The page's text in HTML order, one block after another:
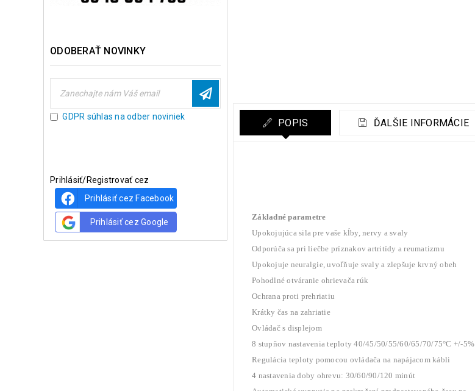
ODOBERAŤ NOVINKY
GDPR súhlas na odber noviniek
Prihlásiť/Registrovať cez
Prihlásiť cez Facebook
Prihlásiť cez Google
POPIS ĎALŠIE INFORMÁCIE
Základné parametre
Upokojujúca sila pre vaše kĺby, nervy a svaly
Odporúča sa pri liečbe príznakov artritídy a reumatizmu
Upokojuje neuralgie, uvoľňuje svaly a zlepšuje krvný obeh
Pohodlné otváranie ohrievača rúk
Ochrana proti prehriatiu
Krátky čas na zahriatie
Ovládač s displejom
8 stupňov nastavenia teploty 40/45/50/55/60/65/70/75°C +/-5%
Regulácia teploty pomocou ovládača na napájacom kábli
4 nastavenia doby ohrevu: 30/60/90/120 minút